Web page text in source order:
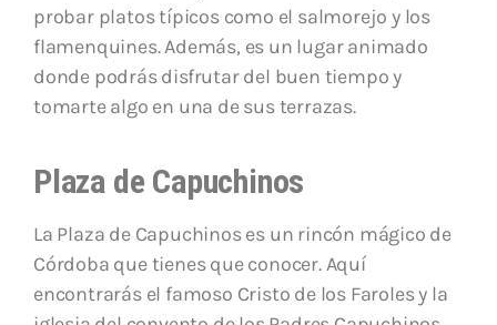
probar platos típicos como el salmorejo y los
flamenquines. Además, es un lugar animado
donde podrás disfrutar del buen tiempo y
tomarte algo en una de sus terrazas.
Plaza de Capuchinos
La Plaza de Capuchinos es un rincón mágico de
Córdoba que tienes que conocer. Aquí
encontrarás el famoso Cristo de los Faroles y la